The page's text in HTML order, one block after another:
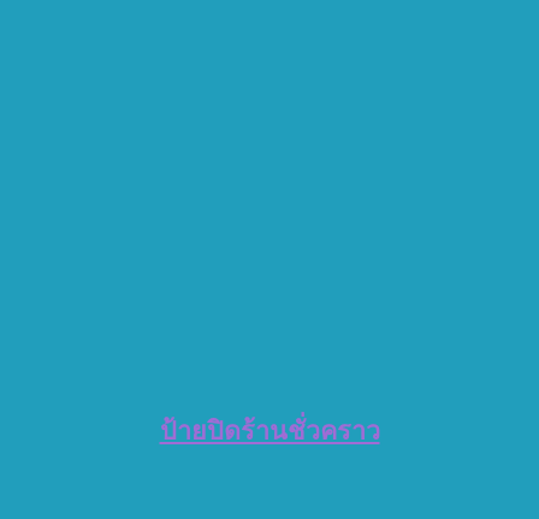
ป้ายปิดร้านชั่วคราว